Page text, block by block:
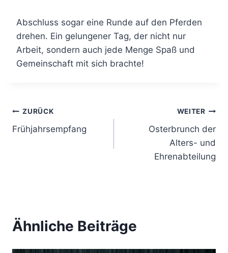
Abschluss sogar eine Runde auf den Pferden
drehen. Ein gelungener Tag, der nicht nur
Arbeit, sondern auch jede Menge Spaß und
Gemeinschaft mit sich brachte!
Beitragsnavigation
ZURÜCK
Frühjahrsempfang
WEITER
Osterbrunch der
Alters- und
Ehrenabteilung
Ähnliche Beiträge